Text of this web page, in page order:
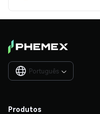
Português 
Produtos